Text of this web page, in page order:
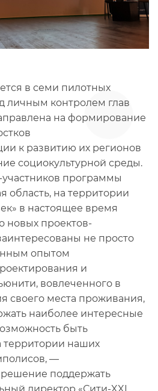
в семи пилотных
личным контролем глав
на формирование
к развитию их регионов
социокультурной среды.
программы
область, на территории
в настоящее время
новых проектов-
не просто
опытом
и
вовлеченного в
своего места проживания,
наиболее интересные
быть
наших
—
поддержать